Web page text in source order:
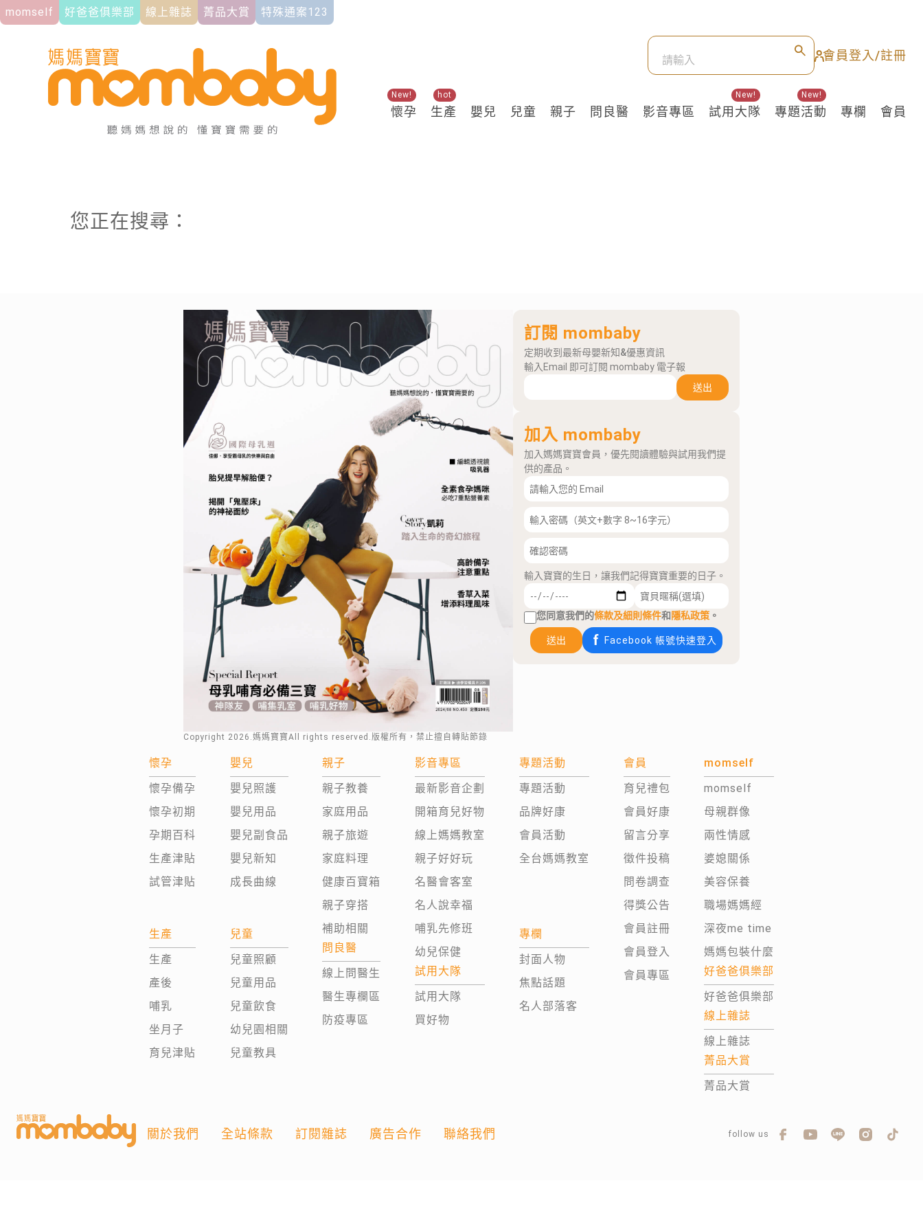
momself 好爸爸俱樂部 線上雜誌 菁品大賞 特殊通案123
會員登入/註冊
懷孕
New!
生產
hot
嬰兒 兒童 親子 問良醫 影音專區 試用大隊
New!
專題活動
New!
專欄 會員
關鍵熱搜
您正在搜尋：
Copyright 2026 .媽媽寶寶All rights reserved.版權所有，禁止擅自轉貼節錄
訂閱 mombaby
定期收到最新母嬰新知&優惠資訊
輸入Email 即可訂閱 mombaby 電子報
送出
加入 mombaby
加入媽媽寶寶會員，優先閱讀體驗與試用我們提
供的產品。
輸入寶寶的生日，讓我們記得寶寶重要的日子。
您同意我們的條款及細則條件和隱私政策 。
送出 Facebook 帳號快速登入
懷孕
懷孕備孕
懷孕初期
孕期百科
生產津貼
試管津貼
生產
生產
產後
哺乳
坐月子
育兒津貼
嬰兒
嬰兒照護
嬰兒用品
嬰兒副食品
嬰兒新知
成長曲線
兒童
兒童照顧
兒童用品
兒童飲食
幼兒園相關
兒童教具
親子
親子教養
家庭用品
親子旅遊
家庭料理
健康百寶箱
親子穿搭
補助相關
問良醫
線上問醫生
醫生專欄區
防疫專區
影音專區
最新影音企劃
開箱育兒好物
線上媽媽教室
親子好好玩
名醫會客室
名人說幸福
哺乳先修班
幼兒保健
試用大隊
試用大隊
買好物
專題活動
專題活動
品牌好康
會員活動
全台媽媽教室
專欄
封面人物
焦點話題
名人部落客
會員
育兒禮包
會員好康
留言分享
徵件投稿
問卷調查
得獎公告
會員註冊
會員登入
會員專區
momself
momself
母親群像
兩性情感
婆媳關係
美容保養
職場媽媽經
深夜me time
媽媽包裝什麼
好爸爸俱樂部
好爸爸俱樂部
線上雜誌
線上雜誌
菁品大賞
菁品大賞
關於我們 全站條款 訂閱雜誌 廣告合作 聯絡我們 follow us